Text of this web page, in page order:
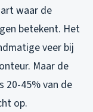
waar de
betekent. Het
veer bij
Maar de
20-45% van de
op.